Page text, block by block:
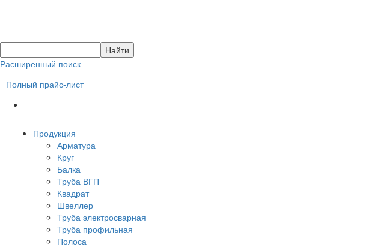
Расширенный поиск
Полный прайс-лист
Продукция
Арматура
Круг
Балка
Труба ВГП
Квадрат
Швеллер
Труба электросварная
Труба профильная
Полоса